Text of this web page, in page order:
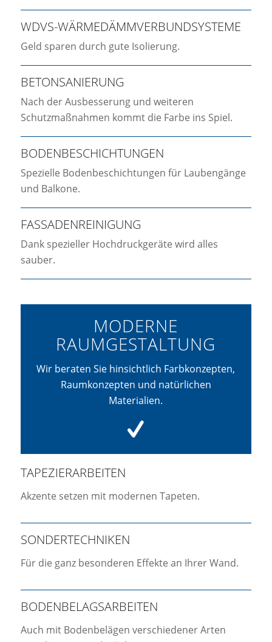
WDVS-WÄRMEDÄMMVERBUNDSYSTEME
Geld sparen durch gute Isolierung.
BETONSANIERUNG
Nach der Ausbesserung und weiteren
Schutzmaßnahmen kommt die Farbe ins Spiel.
BODENBESCHICHTUNGEN
Spezielle Bodenbeschichtungen für Laubengänge
und Balkone.
FASSADENREINIGUNG
Dank spezieller Hochdruckgeräte wird alles
sauber.
MODERNE
RAUMGESTALTUNG
Wir beraten Sie hinsichtlich Farbkonzepten,
Raumkonzepten und natürlichen
Materialien.
TAPEZIERARBEITEN
Akzente setzen mit modernen Tapeten.
SONDERTECHNIKEN
Für die ganz besonderen Effekte an Ihrer Wand.
BODENBELAGSARBEITEN
Auch mit Bodenbelägen verschiedener Arten